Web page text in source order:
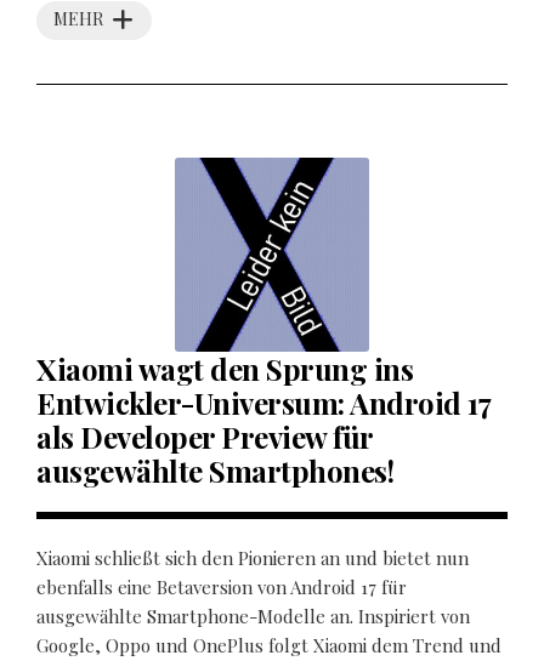
MEHR
Xiaomi wagt den Sprung ins
Entwickler-Universum: Android 17
als Developer Preview für
ausgewählte Smartphones!
Xiaomi schließt sich den Pionieren an und bietet nun
ebenfalls eine Betaversion von Android 17 für
ausgewählte Smartphone-Modelle an. Inspiriert von
Google, Oppo und OnePlus folgt Xiaomi dem Trend und